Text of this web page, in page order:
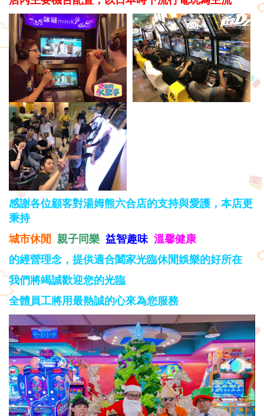
感謝各位顧客對湯姆熊六合店的支持與愛護，本店更
秉持
城市休閒
親子同樂 益智趣味 溫馨健康
的經營理念，提供適合闔家光臨休閒娛樂的好所在
我們將竭誠歡迎您的光臨
全體員工將用最熱誠的心來為您服務